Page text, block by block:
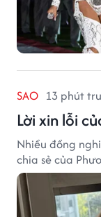
SAO 13 phút
Lời xin lỗi
Nhiều đồng
chia sẻ của